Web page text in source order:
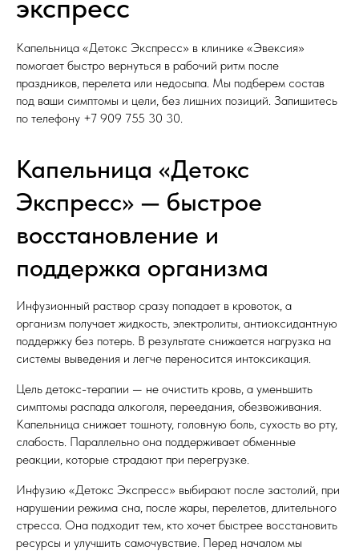
экспресс
Капельница «Детокс Экспресс» в клинике «Эвексия»
помогает быстро вернуться в рабочий ритм после
праздников, перелета или недосыпа. Мы подберем состав
под ваши симптомы и цели, без лишних позиций. Запишитесь
по телефону +7 909 755 30 30.
Капельница «Детокс
Экспресс» — быстрое
восстановление и
поддержка организма
Инфузионный раствор сразу попадает в кровоток, а
организм получает жидкость, электролиты, антиоксидантную
поддержку без потерь. В результате снижается нагрузка на
системы выведения и легче переносится интоксикация.
Цель детокс-терапии — не очистить кровь, а уменьшить
симптомы распада алкоголя, переедания, обезвоживания.
Капельница снижает тошноту, головную боль, сухость во рту,
слабость. Параллельно она поддерживает обменные
реакции, которые страдают при перегрузке.
Инфузию «Детокс Экспресс» выбирают после застолий, при
нарушении режима сна, после жары, перелетов, длительного
стресса. Она подходит тем, кто хочет быстрее восстановить
ресурсы и улучшить самочувствие. Перед началом мы